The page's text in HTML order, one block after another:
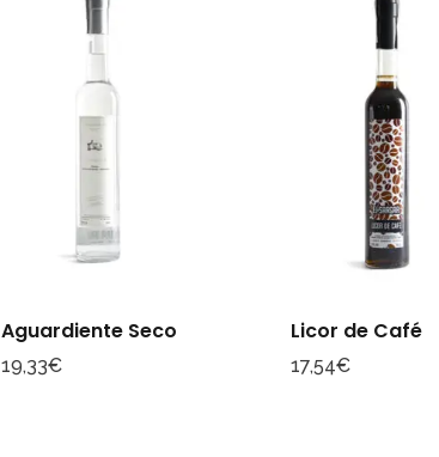
Aguardiente Seco
19,33€
Licor de Café
17,54€